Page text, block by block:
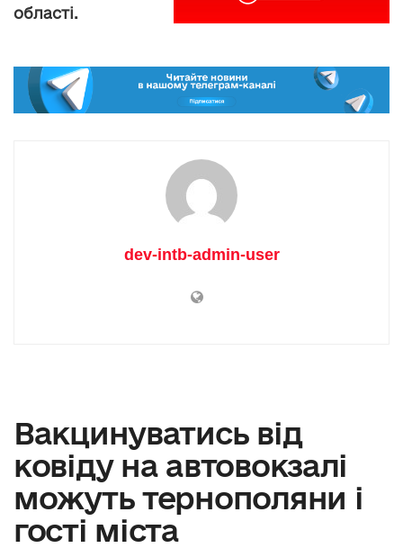
області.
dev-intb-admin-user
Вакцинуватись від
ковіду на автовокзалі
можуть тернополяни і
гості міста